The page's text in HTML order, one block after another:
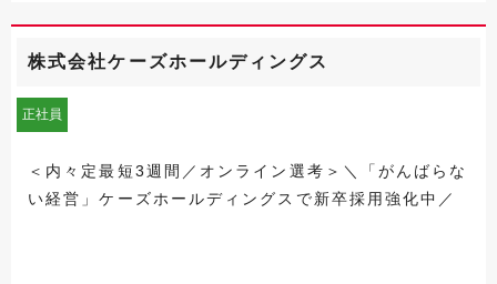
株式会社ケーズホールディングス
正社員
＜内々定最短3週間／オンライン選考＞＼「がんばらな
い経営」ケーズホールディングスで新卒採用強化中／